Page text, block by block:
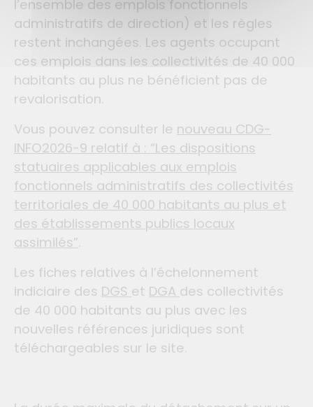
l’ensemble des emplois fonctionnels
administratifs de direction) et les règles
restent inchangées. Les agents occupant
ces emplois dans les collectivités de 40 000
habitants au plus ne bénéficient pas de
revalorisation.
Vous pouvez consulter le nouveau CDG-
INFO2026-9 relatif à : “Les dispositions
statuaires applicables aux emplois
fonctionnels administratifs des collectivités
territoriales de 40 000 habitants au plus et
des établissements publics locaux
assimilés”.
Les fiches relatives à l’échelonnement
indiciaire des DGS et DGA des collectivités
de 40 000 habitants au plus avec les
nouvelles références juridiques sont
téléchargeables sur le site.